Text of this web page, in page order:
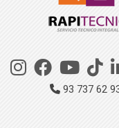
93 737 62